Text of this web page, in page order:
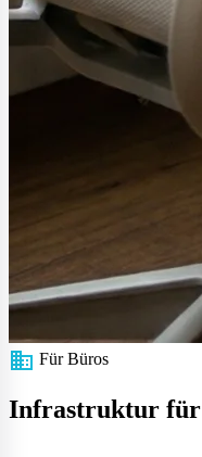
business Für Büros
Infrastruktur für